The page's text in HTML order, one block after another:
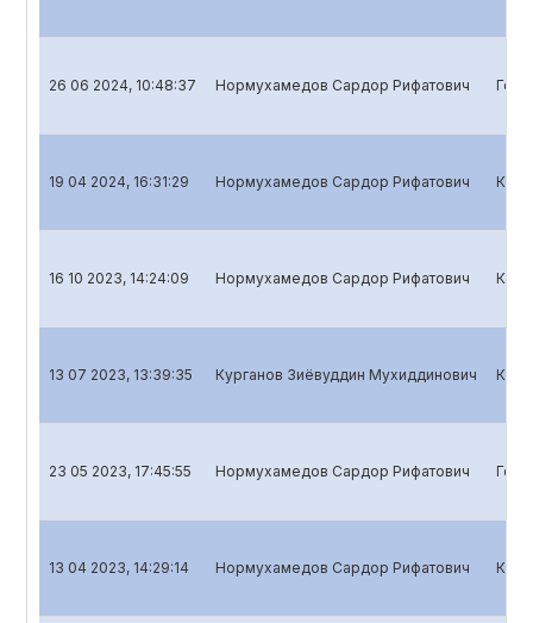
26 06 2024, 10:48:37 Нормухамедов Сардор Рифатович
19 04 2024, 16:31:29 Нормухамедов Сардор Рифатович
16 10 2023, 14:24:09 Нормухамедов Сардор Рифатович
13 07 2023, 13:39:35 Курганов Зиёвуддин Мухиддинович
23 05 2023, 17:45:55 Нормухамедов Сардор Рифатович
13 04 2023, 14:29:14 Нормухамедов Сардор Рифатович